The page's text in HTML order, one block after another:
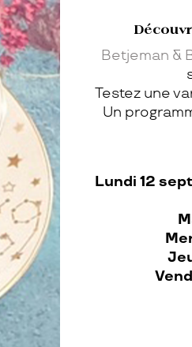
Betjeman &
Testez une
Un
Lundi 12